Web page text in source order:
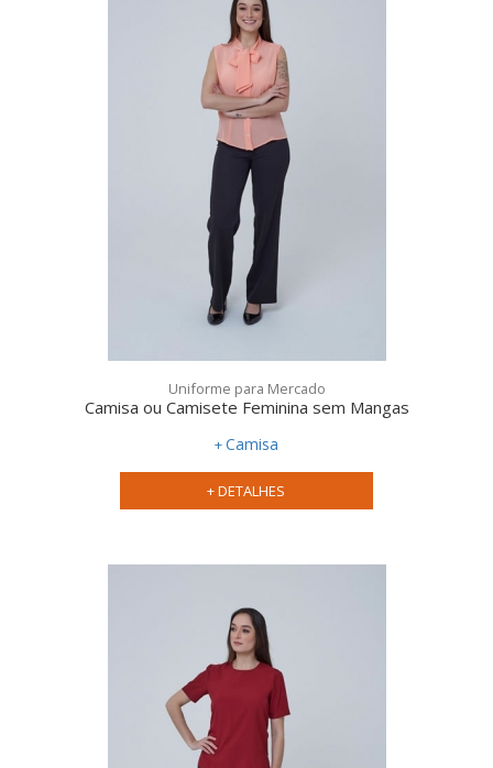
Uniforme para Mercado
Camisa ou Camisete Feminina sem Mangas
Camisa
+ DETALHES